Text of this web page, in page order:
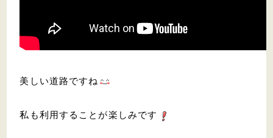
美しい道路ですね
私も利用することが楽しみです